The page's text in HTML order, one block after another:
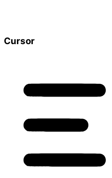
Cursor